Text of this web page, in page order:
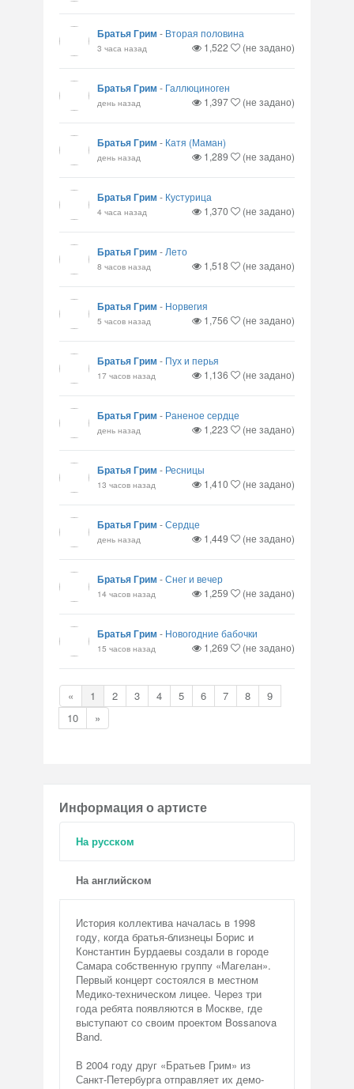
Братья Грим - Вторая половина
3 часа назад 1,522 (не задано)
Братья Грим - Галлюциноген
день назад 1,397 (не задано)
Братья Грим - Катя (Маман)
день назад 1,289 (не задано)
Братья Грим - Кустурица
4 часа назад 1,370 (не задано)
Братья Грим - Лето
8 часов назад 1,518 (не задано)
Братья Грим - Норвегия
5 часов назад 1,756 (не задано)
Братья Грим - Пух и перья
17 часов назад 1,136 (не задано)
Братья Грим - Раненое сердце
день назад 1,223 (не задано)
Братья Грим - Ресницы
13 часов назад 1,410 (не задано)
Братья Грим -Сердце
день назад 1,449 (не задано)
Братья Грим -Снег и вечер
14 часов назад 1,259 (не задано)
Братья Грим - Новогодние бабочки
15 часов назад 1,269 (не задано)
« 1 2 3 4 5 6 7 8
9
10
»
Информация о артисте
На русском
На английском
История коллектива началась в 1998
году, когда братья-близнецы Борис и
Константин Бурдаевы создали в городе
Самара собственную группу «Магелан».
Первый концерт состоялся в местном
Медико-техническом лицее. Через три
года ребята появляются в Москве, где
выступают со своим проектом Bossanova
Band.
В 2004 году друг «Братьев Грим» из
Санкт-Петербурга отправляет их демо-